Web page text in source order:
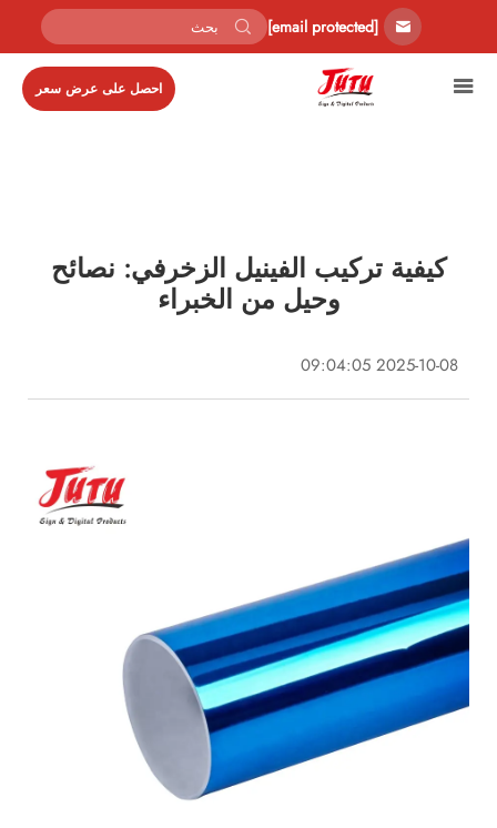
[email protected]
احصل على عرض سعر
كيفية تركيب الفينيل الزخرفي: نصائح
وحيل من الخبراء
2025-10-08 09:04:05